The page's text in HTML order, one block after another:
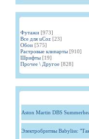
Футажи [973]
Все для uCoz [23]
Обои [575]
Растровые клипарты [910]
Шрифты [19]
Прочее \ Другое [828]
Aston Martin DBS
Электробритвы Babyliss: